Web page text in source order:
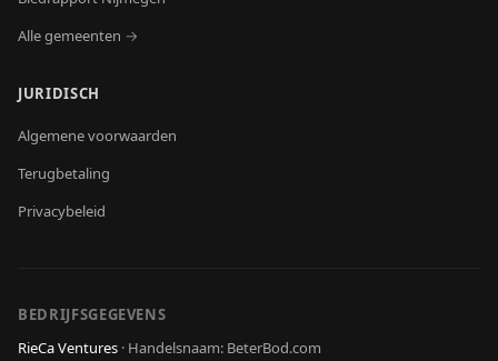
Alle gemeenten →
JURIDISCH
Algemene voorwaarden
Terugbetaling
Privacybeleid
BEDRIJFSGEGEVENS
RieCa Ventures · Handelsnaam: BeterBod.com